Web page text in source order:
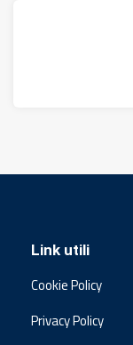
Link utili
Cookie Policy
Privacy Policy